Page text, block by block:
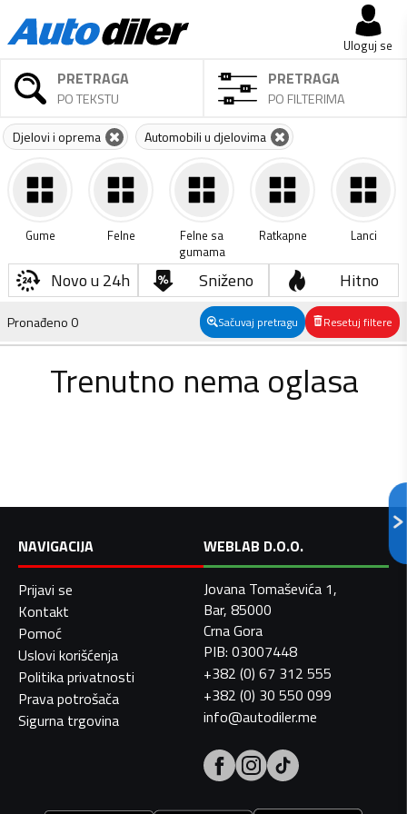
Uloguj se
PRETRAGA
PO TEKSTU
PRETRAGA
PO FILTERIMA
Djelovi i oprema Automobili u djelovima
Gume Felne
Felne sa
gumama
Ratkapne Lanci
Novo u 24h Sniženo Hitno
Pronađeno0 Sačuvaj pretragu Resetuj filtere
Trenutno nema oglasa
NAVIGACIJA
Prijavi se
Kontakt
Pomoć
Uslovi korišćenja
Politika privatnosti
Prava potrošača
Sigurna trgovina
WEBLAB D.O.O.
Jovana Tomaševića 1,
Bar, 85000
Crna Gora
PIB: 03007448
+382 (0) 67 312 555
+382 (0) 30 550 099
info@autodiler.me